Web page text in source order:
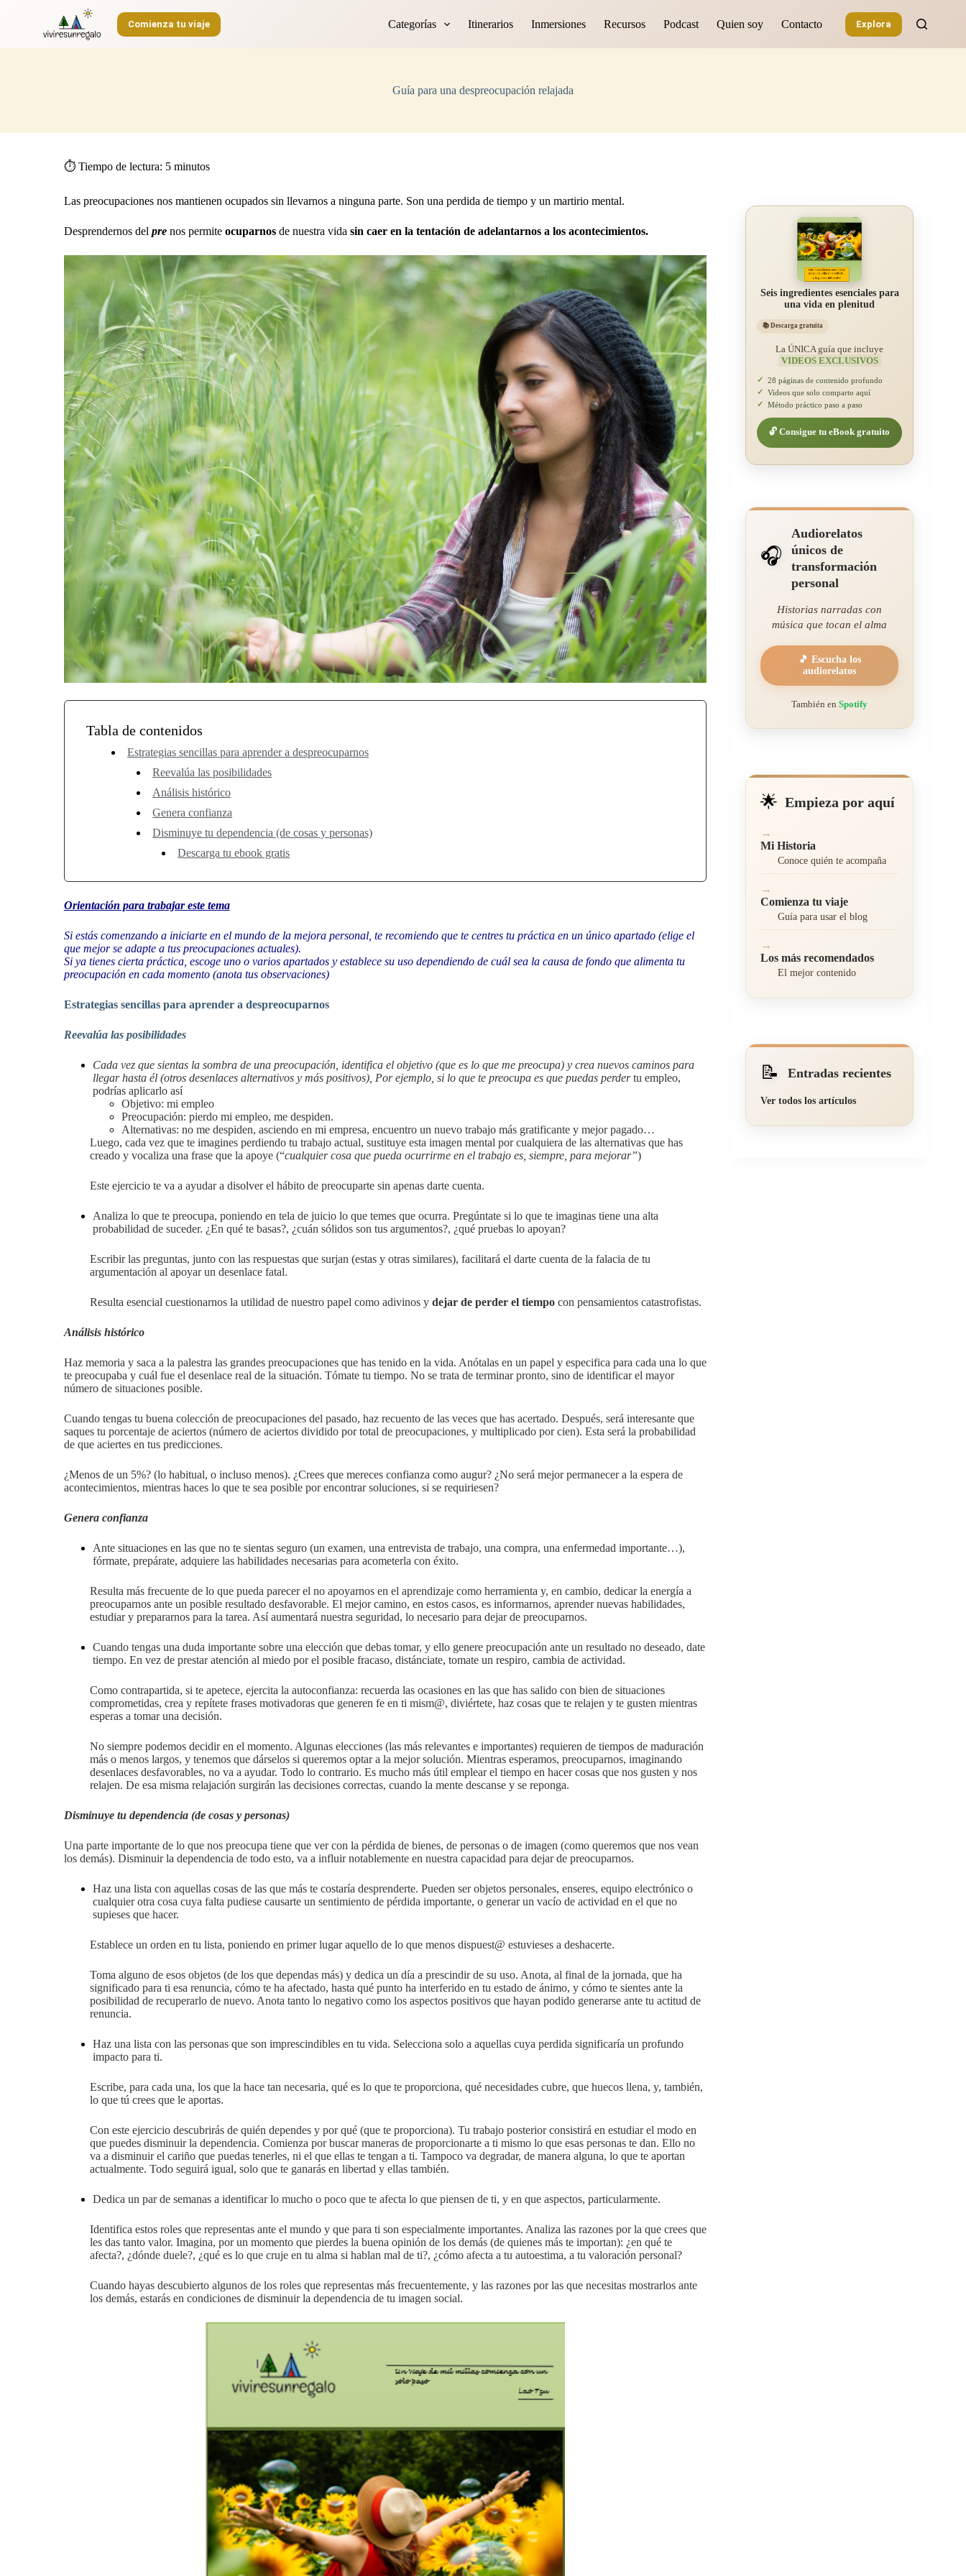
t
Comienza tu viaje Categorías Itinerarios Inmersiones Recursos Podcast Quien soy Contacto Explora
Guía para una despreocupación relajada
⏱️ Tiempo de lectura: 5 minutos
Las preocupaciones nos mantienen ocupados sin llevarnos a ninguna parte. Son una perdida de tiempo y un martirio mental.
Desprendernos del prenos permite ocuparnosde nuestra vida sin caer en la tentación de adelantarnos a los acontecimientos.
Tabla de contenidos
Estrategias sencillas para aprender a despreocuparnos
Reevalúa las posibilidades
Análisis histórico
Genera confianza
Disminuye tu dependencia (de cosas y personas)
Descarga tu ebook gratis
Orientación para trabajar este tema
Si estás comenzando a iniciarte en el mundo de la mejora personal, te recomiendo que te centres tu práctica en un único apartado (elige el
que mejor se adapte a tus preocupaciones actuales).
Si ya tienes cierta práctica, escoge uno o varios apartados y establece su uso dependiendo de cuál sea la causa de fondo que alimenta tu
preocupación en cada momento (anota tus observaciones)
Estrategias sencillas para aprender a despreocuparnos
Reevalúa las posibilidades
Cada vez que sientas la sombra de una preocupación, identifica el objetivo (que es lo que me preocupa) y crea nuevos caminos para
llegar hasta él (otros desenlaces alternativos y más positivos), Por ejemplo, si lo que te preocupa es que puedas perdertu empleo,
podrías aplicarlo así
Objetivo: mi empleo
Preocupación: pierdo mi empleo, me despiden.
Alternativas: no me despiden, asciendo en mi empresa, encuentro un nuevo trabajo más gratificante y mejor pagado…
Luego, cada vez que te imagines perdiendo tu trabajo actual, sustituye esta imagen mental por cualquiera de las alternativas que has
creado y vocaliza una frase que la apoye (“cualquier cosa que pueda ocurrirme en el trabajo es, siempre, para mejorar”)
Este ejercicio te va a ayudar a disolver el hábito de preocuparte sin apenas darte cuenta.
Analiza lo que te preocupa, poniendo en tela de juicio lo que temes que ocurra. Pregúntate si lo que te imaginas tiene una alta
probabilidad de suceder. ¿En qué te basas?, ¿cuán sólidos son tus argumentos?, ¿qué pruebas lo apoyan?
Escribir las preguntas, junto con las respuestas que surjan (estas y otras similares), facilitará el darte cuenta de la falacia de tu
argumentación al apoyar un desenlace fatal.
Resulta esencial cuestionarnos la utilidad de nuestro papel como adivinos y dejar de perder el tiempocon pensamientos catastrofistas.
Análisis histórico
Haz memoria y saca a la palestra las grandes preocupaciones que has tenido en la vida. Anótalas en un papel y especifica para cada una lo que
te preocupaba y cuál fue el desenlace real de la situación. Tómate tu tiempo. No se trata de terminar pronto, sino de identificar el mayor
número de situaciones posible.
Cuando tengas tu buena colección de preocupaciones del pasado, haz recuento de las veces que has acertado. Después, será interesante que
saques tu porcentaje de aciertos (número de aciertos dividido por total de preocupaciones, y multiplicado por cien). Esta será la probabilidad
de que aciertes en tus predicciones.
¿Menos de un 5%? (lo habitual, o incluso menos). ¿Crees que mereces confianza como augur? ¿No será mejor permanecer a la espera de
acontecimientos, mientras haces lo que te sea posible por encontrar soluciones, si se requiriesen?
Genera confianza
Ante situaciones en las que no te sientas seguro (un examen, una entrevista de trabajo, una compra, una enfermedad importante…),
fórmate, prepárate, adquiere las habilidades necesarias para acometerla con éxito.
Resulta más frecuente de lo que pueda parecer el no apoyarnos en el aprendizaje como herramienta y, en cambio, dedicar la energía a
preocuparnos ante un posible resultado desfavorable. El mejor camino, en estos casos, es informarnos, aprender nuevas habilidades,
estudiar y prepararnos para la tarea. Así aumentará nuestra seguridad, lo necesario para dejar de preocuparnos.
Cuando tengas una duda importante sobre una elección que debas tomar, y ello genere preocupación ante un resultado no deseado, date
tiempo. En vez de prestar atención al miedo por el posible fracaso, distánciate, tomate un respiro, cambia de actividad.
Como contrapartida, si te apetece, ejercita la autoconfianza: recuerda las ocasiones en las que has salido con bien de situaciones
comprometidas, crea y repítete frases motivadoras que generen fe en ti mism@, diviértete, haz cosas que te relajen y te gusten mientras
esperas a tomar una decisión.
No siempre podemos decidir en el momento. Algunas elecciones (las más relevantes e importantes) requieren de tiempos de maduración
más o menos largos, y tenemos que dárselos si queremos optar a la mejor solución. Mientras esperamos, preocuparnos, imaginando
desenlaces desfavorables, no va a ayudar. Todo lo contrario. Es mucho más útil emplear el tiempo en hacer cosas que nos gusten y nos
relajen. De esa misma relajación surgirán las decisiones correctas, cuando la mente descanse y se reponga.
Disminuye tu dependencia (de cosas y personas)
Una parte importante de lo que nos preocupa tiene que ver con la pérdida de bienes, de personas o de imagen (como queremos que nos vean
los demás). Disminuir la dependencia de todo esto, va a influir notablemente en nuestra capacidad para dejar de preocuparnos.
Haz una lista con aquellas cosas de las que más te costaría desprenderte. Pueden ser objetos personales, enseres, equipo electrónico o
cualquier otra cosa cuya falta pudiese causarte un sentimiento de pérdida importante, o generar un vacío de actividad en el que no
supieses que hacer.
Establece un orden en tu lista, poniendo en primer lugar aquello de lo que menos dispuest@ estuvieses a deshacerte.
Toma alguno de esos objetos (de los que dependas más) y dedica un día a prescindir de su uso. Anota, al final de la jornada, que ha
significado para ti esa renuncia, cómo te ha afectado, hasta qué punto ha interferido en tu estado de ánimo, y cómo te sientes ante la
posibilidad de recuperarlo de nuevo. Anota tanto lo negativo como los aspectos positivos que hayan podido generarse ante tu actitud de
renuncia.
Haz una lista con las personas que son imprescindibles en tu vida. Selecciona solo a aquellas cuya perdida significaría un profundo
impacto para ti.
Escribe, para cada una, los que la hace tan necesaria, qué es lo que te proporciona, qué necesidades cubre, que huecos llena, y, también,
lo que tú crees que le aportas.
Con este ejercicio descubrirás de quién dependes y por qué (que te proporciona). Tu trabajo posterior consistirá en estudiar el modo en
que puedes disminuir la dependencia. Comienza por buscar maneras de proporcionarte a ti mismo lo que esas personas te dan. Ello no
va a disminuir el cariño que puedas tenerles, ni el que ellas te tengan a ti. Tampoco va degradar, de manera alguna, lo que te aportan
actualmente. Todo seguirá igual, solo que te ganarás en libertad y ellas también.
Dedica un par de semanas a identificar lo mucho o poco que te afecta lo que piensen de ti, y en que aspectos, particularmente.
Identifica estos roles que representas ante el mundo y que para ti son especialmente importantes. Analiza las razones por la que crees que
les das tanto valor. Imagina, por un momento que pierdes la buena opinión de los demás (de quienes más te importan): ¿en qué te
afecta?, ¿dónde duele?, ¿qué es lo que cruje en tu alma si hablan mal de ti?, ¿cómo afecta a tu autoestima, a tu valoración personal?
Cuando hayas descubierto algunos de los roles que representas más frecuentemente, y las razones por las que necesitas mostrarlos ante
los demás, estarás en condiciones de disminuir la dependencia de tu imagen social.
Seis ingredientes esenciales para
una vida en plenitud
📚 Descarga gratuita
La ÚNICA guía que incluye
VIDEOS EXCLUSIVOS
✓
28 páginas de contenido profundo
✓
Videos que solo comparto aquí
✓
Método práctico paso a paso
🔓 Consigue tu eBook gratuito
🎧
Audiorelatos
únicos de
transformación
personal
Historias narradas con
música que tocan el alma
🎵 Escucha los
audiorelatos
También enSpotify
🌟 Empieza por aquí
→
Mi Historia
Conoce quién te acompaña
→
Comienza tu viaje
Guía para usar el blog
→
Los más recomendados
El mejor contenido
📝 Entradas recientes
Ver todos los artículos